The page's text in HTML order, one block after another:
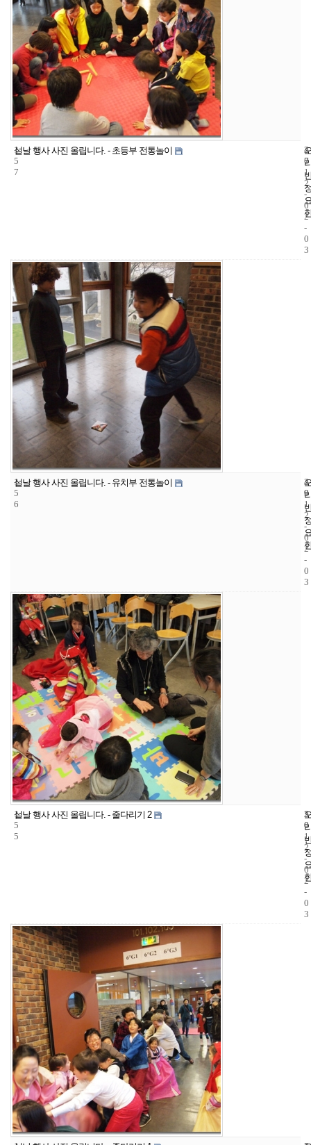
1
5
7
설날 행사 사진 올립니다. - 초등부 전통놀이
4
7
2
0
1
2
-
0
2
-
0
3
1
5
6
설날 행사 사진 올립니다. - 유치부 전통놀이
4
9
2
0
1
2
-
0
2
-
0
3
1
5
5
설날 행사 사진 올립니다. - 줄다리기 2
5
0
2
0
1
2
-
0
2
-
0
3